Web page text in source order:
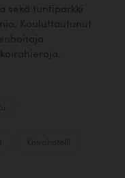
tuntiparkki
Kouluttautunut